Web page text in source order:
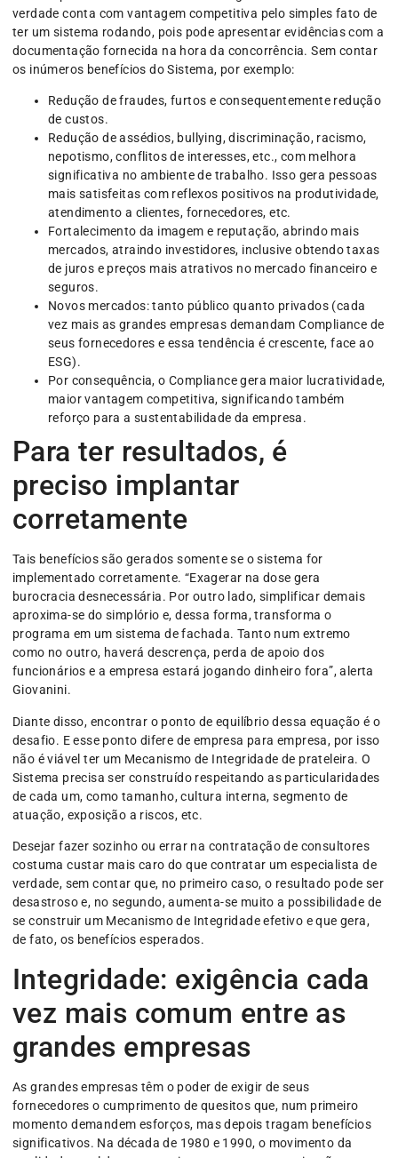
verdade conta com vantagem competitiva pelo simples fato de
ter um sistema rodando, pois pode apresentar evidências com a
documentação fornecida na hora da concorrência. Sem contar
os inúmeros benefícios do Sistema, por exemplo:
Redução de fraudes, furtos e consequentemente redução
de custos.
Redução de assédios, bullying, discriminação, racismo,
nepotismo, conflitos de interesses, etc., com melhora
significativa no ambiente de trabalho. Isso gera pessoas
mais satisfeitas com reflexos positivos na produtividade,
atendimento a clientes, fornecedores, etc.
Fortalecimento da imagem e reputação, abrindo mais
mercados, atraindo investidores, inclusive obtendo taxas
de juros e preços mais atrativos no mercado financeiro e
seguros.
Novos mercados: tanto público quanto privados (cada
vez mais as grandes empresas demandam Compliance de
seus fornecedores e essa tendência é crescente, face ao
ESG).
Por consequência, o Compliance gera maior lucratividade,
maior vantagem competitiva, significando também
reforço para a sustentabilidade da empresa.
Para ter resultados, é
preciso implantar
corretamente
Tais benefícios são gerados somente se o sistema for
implementado corretamente. “Exagerar na dose gera
burocracia desnecessária. Por outro lado, simplificar demais
aproxima-se do simplório e, dessa forma, transforma o
programa em um sistema de fachada. Tanto num extremo
como no outro, haverá descrença, perda de apoio dos
funcionários e a empresa estará jogando dinheiro fora”, alerta
Giovanini.
Diante disso, encontrar o ponto de equilíbrio dessa equação é o
desafio. E esse ponto difere de empresa para empresa, por isso
não é viável ter um Mecanismo de Integridade de prateleira. O
Sistema precisa ser construído respeitando as particularidades
de cada um, como tamanho, cultura interna, segmento de
atuação, exposição a riscos, etc.
Desejar fazer sozinho ou errar na contratação de consultores
costuma custar mais caro do que contratar um especialista de
verdade, sem contar que, no primeiro caso, o resultado pode ser
desastroso e, no segundo, aumenta-se muito a possibilidade de
se construir um Mecanismo de Integridade efetivo e que gera,
de fato, os benefícios esperados.
Integridade: exigência cada
vez mais comum entre as
grandes empresas
As grandes empresas têm o poder de exigir de seus
fornecedores o cumprimento de quesitos que, num primeiro
momento demandem esforços, mas depois tragam benefícios
significativos. Na década de 1980 e 1990, o movimento da